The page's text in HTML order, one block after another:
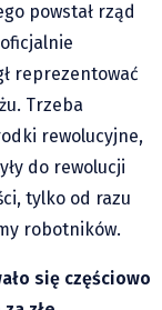
powstał rząd
reprezentować
Trzeba
rewolucyjne,
do rewolucji
tylko od razu
robotników.
się częściowo